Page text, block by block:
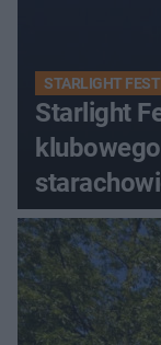
STARLIGHT
Starlight